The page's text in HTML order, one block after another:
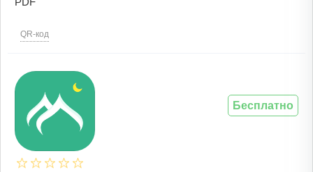
QR-код
Бесплатно